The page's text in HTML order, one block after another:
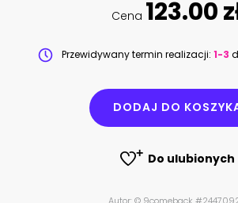
Cena 123.00
Przewidywany termin realizacji: 1-3
DODAJ DO
Do ulubionych